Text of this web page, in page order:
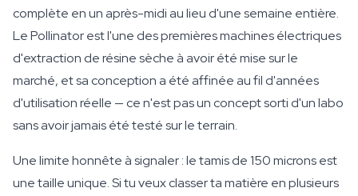
complète en un après-midi au lieu d'une semaine entière.
Le Pollinator est l'une des premières machines électriques
d'extraction de résine sèche à avoir été mise sur le
marché, et sa conception a été affinée au fil d'années
d'utilisation réelle — ce n'est pas un concept sorti d'un labo
sans avoir jamais été testé sur le terrain.
Une limite honnête à signaler : le tamis de 150 microns est
une taille unique. Si tu veux classer ta matière en plusieurs